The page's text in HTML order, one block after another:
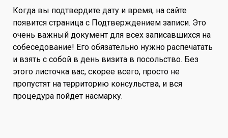
Когда вы подтвердите дату и время, на сайте
появится страница с Подтверждением записи. Это
очень важный документ для всех записавшихся на
собеседование! Его обязательно нужно распечатать
и взять с собой в день визита в посольство. Без
этого листочка вас, скорее всего, просто не
пропустят на территорию консульства, и вся
процедура пойдет насмарку.